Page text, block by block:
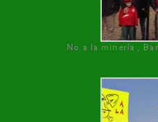
No a la minería ,